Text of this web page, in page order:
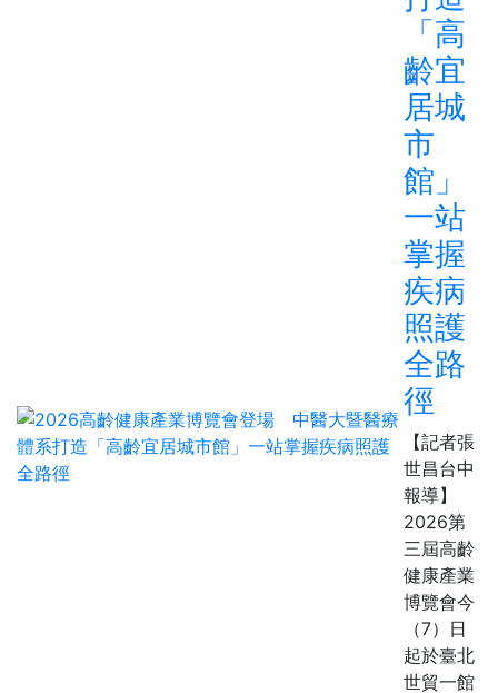
「高
齡宜
居城
市
館」
一站
掌握
疾病
照護
全路
徑
【記者張
世昌台中
報導】
2026第
三屆高齡
健康產業
博覽會今
（7）日
起於臺北
世貿一館